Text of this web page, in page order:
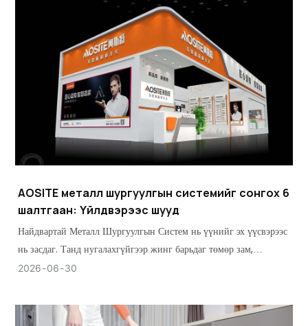
AOSITE металл шургуулгын системийг сонгох 6
шалтгаан: Үйлдвэрээс шууд
Найдвартай Металл Шургуулгын Систем нь үүнийг эх үүсвэрээс
нь засдаг. Танд нугалахгүйгээр жинг барьдаг төмөр зам,
хэлбэрээ алдахгүйгээр мянга мянган мөчлөгийг тэсвэрлэдэг
2026 06 30